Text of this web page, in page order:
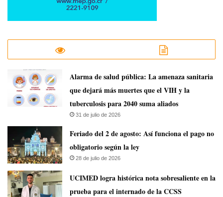
​Alarma de salud pública: La amenaza sanitaria
que dejará más muertes que el VIH y la
tuberculosis para 2040 suma aliados
31 de julio de 2026
Feriado del 2 de agosto: Así funciona el pago no
obligatorio según la ley
28 de julio de 2026
UCIMED logra histórica nota sobresaliente en la
prueba para el internado de la CCSS